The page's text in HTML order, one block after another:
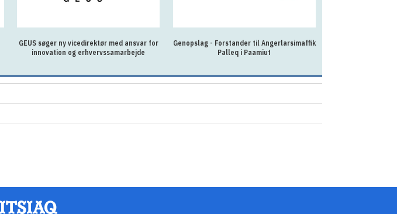
GEUS søger ny vicedirektør med ansvar for
innovation og erhvervssamarbejde
Genopslag - Forstander til Angerlarsimaffik
Palleq i Paamiut